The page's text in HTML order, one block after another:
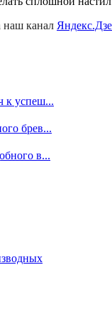
наш канал
к успеш...
брев...
в...